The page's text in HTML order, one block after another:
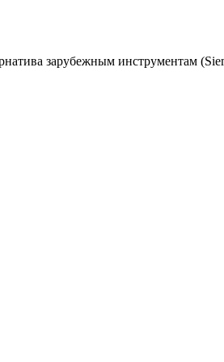
зарубежным инструментам